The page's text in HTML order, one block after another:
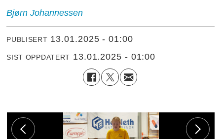
Bjørn Johannessen
PUBLISERT 13.01.2025 - 01:00
SIST OPPDATERT 13.01.2025 - 01:00